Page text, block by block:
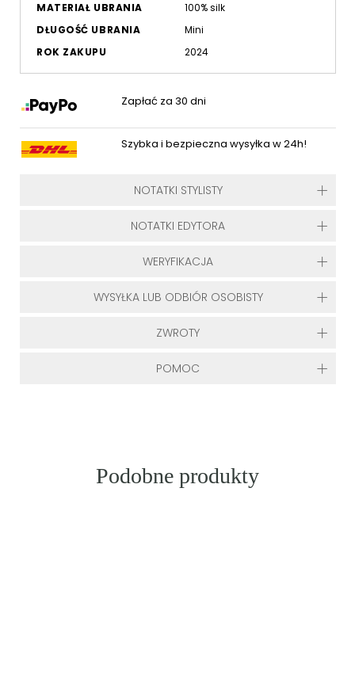
MATERIAŁ UBRANIA
100% silk
DŁUGOŚĆ UBRANIA
Mini
ROK ZAKUPU
2024
Zapłać za 30 dni
Szybka i bezpieczna wysyłka w 24h!
NOTATKI STYLISTY
NOTATKI EDYTORA
WERYFIKACJA
WYSYŁKA LUB ODBIÓR OSOBISTY
ZWROTY
POMOC
Podobne produkty